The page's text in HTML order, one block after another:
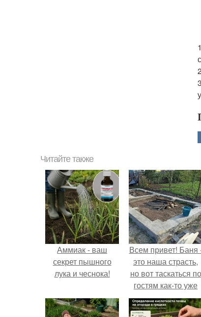
Читайте также
Аммиак - ваш
секрет пышного
лука и чеснока!
Всем привет! Баня
это наша страсть,
но вот таскаться по
гостям как-то уже
надоело.